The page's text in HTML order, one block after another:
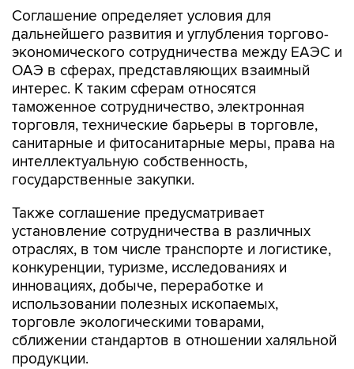
Соглашение определяет условия для
дальнейшего развития и углубления торгово-
экономического сотрудничества между ЕАЭС и
ОАЭ в сферах, представляющих взаимный
интерес. К таким сферам относятся
таможенное сотрудничество, электронная
торговля, технические барьеры в торговле,
санитарные и фитосанитарные меры, права на
интеллектуальную собственность,
государственные закупки.
Также соглашение предусматривает
установление сотрудничества в различных
отраслях, в том числе транспорте и логистике,
конкуренции, туризме, исследованиях и
инновациях, добыче, переработке и
использовании полезных ископаемых,
торговле экологическими товарами,
сближении стандартов в отношении халяльной
продукции.